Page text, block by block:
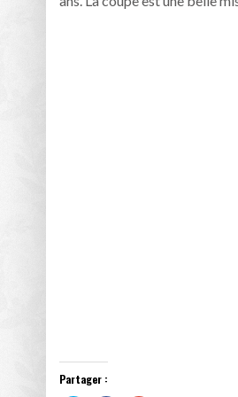
Partager :